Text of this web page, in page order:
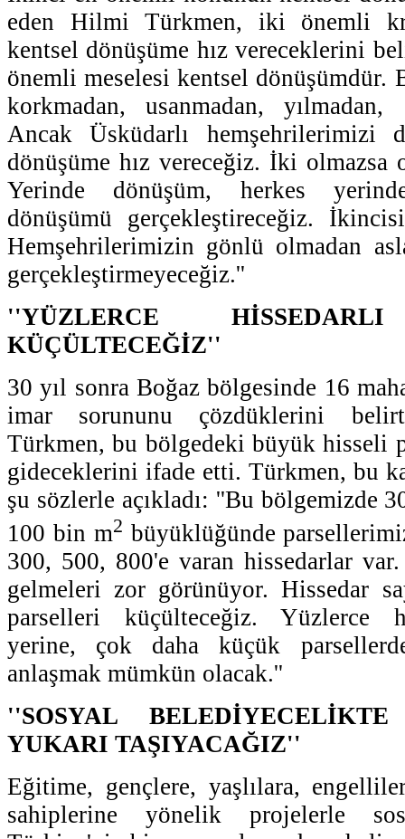
eden Hilmi Türkmen, iki önemli
kentsel dönüşüme hız vereceklerini
önemli meselesi kentsel dönüşümdür.
korkmadan, usanmadan, yılmadan,
Ancak Üsküdarlı hemşehrilerimizi
dönüşüme hız vereceğiz. İki
Yerinde dönüşüm, herkes
dönüşümü gerçekleştireceğiz.
Hemşehrilerimizin gönlü olmadan
gerçekleştirmeyeceğiz.''
''YÜZLERCE
KÜÇÜLTECEĞİZ''
30 yıl sonra Boğaz bölgesinde 16
imar sorununu çözdüklerini
Türkmen, bu bölgedeki büyük hisseli
gideceklerini ifade etti. Türkmen, bu
şu sözlerle açıkladı: ''Bu bölgemizde
100 bin m2 büyüklüğünde
300, 500, 800'e varan hissedarlar
gelmeleri zor görünüyor. Hissedar
parselleri küçülteceğiz. Yüzlerce
yerine, çok daha küçük
anlaşmak mümkün olacak.''
''SOSYAL
YUKARI TAŞIYACAĞIZ''
Eğitime, gençlere, yaşlılara,
sahiplerine yönelik projelerle